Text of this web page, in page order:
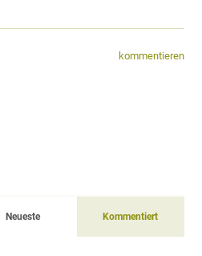
kommentieren
Neueste Kommentiert